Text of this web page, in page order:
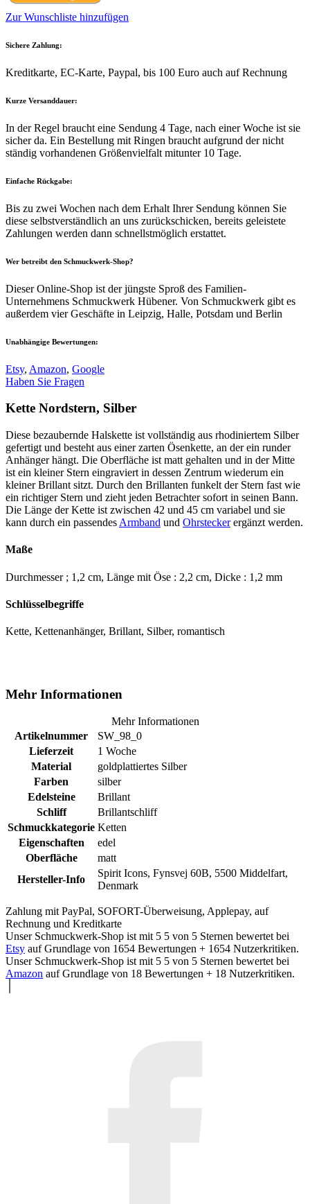
Zur Wunschliste hinzufügen
Sichere Zahlung:
Kreditkarte, EC-Karte, Paypal, bis 100 Euro auch auf Rechnung
Kurze Versanddauer:
In der Regel braucht eine Sendung 4 Tage, nach einer Woche ist sie
sicher da. Ein Bestellung mit Ringen braucht aufgrund der nicht
ständig vorhandenen Größenvielfalt mitunter 10 Tage.
Einfache Rückgabe:
Bis zu zwei Wochen nach dem Erhalt Ihrer Sendung können Sie
diese selbstverständlich an uns zurückschicken, bereits geleistete
Zahlungen werden dann schnellstmöglich erstattet.
Wer betreibt den Schmuckwerk-Shop?
Dieser Online-Shop ist der jüngste Sproß des Familien-
Unternehmens Schmuckwerk Hübener. Von Schmuckwerk gibt es
außerdem vier Geschäfte in Leipzig, Halle, Potsdam und Berlin
Unabhängige Bewertungen:
Etsy, Amazon, Google
Haben Sie Fragen
Kette Nordstern, Silber
Diese bezaubernde Halskette ist vollständig aus rhodiniertem Silber
gefertigt und besteht aus einer zarten Ösenkette, an der ein runder
Anhänger hängt. Die Oberfläche ist matt gehalten und in der Mitte
ist ein kleiner Stern eingraviert in dessen Zentrum wiederum ein
kleiner Brillant sitzt. Durch den Brillanten funkelt der Stern fast wie
ein richtiger Stern und zieht jeden Betrachter sofort in seinen Bann.
Die Länge der Kette ist zwischen 42 und 45 cm variabel und sie
kann durch ein passendes Armband und Ohrsteckerergänzt werden.
Maße
Durchmesser ; 1,2 cm, Länge mit Öse : 2,2 cm, Dicke : 1,2 mm
Schlüsselbegriffe
Kette, Kettenanhänger, Brillant, Silber, romantisch
Mehr Informationen
Mehr Informationen
Artikelnummer
SW_98_0
Lieferzeit
1 Woche
Material
goldplattiertes Silber
Farben
silber
Edelsteine
Brillant
Schliff
Brillantschliff
Schmuckkategorie Ketten
Eigenschaften
edel
Oberfläche
matt
Hersteller-Info
Spirit Icons, Fynsvej 60B, 5500 Middelfart,
Denmark
Zahlung mit PayPal, SOFORT-Überweisung, Applepay, auf
Rechnung und Kreditkarte
Unser Schmuckwerk-Shop ist mit 5 5 von 5 Sternen bewertet bei
Etsy auf Grundlage von 1654 Bewertungen + 1654 Nutzerkritiken.
Unser Schmuckwerk-Shop ist mit 5 5 von 5 Sternen bewertet bei
Amazon auf Grundlage von 18 Bewertungen + 18 Nutzerkritiken.